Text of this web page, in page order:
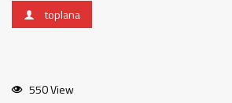
toplana
550 View